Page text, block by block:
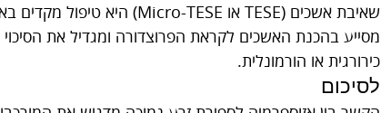
מסייע בהכנת האשכים לקראת הפרוצדורה ומגדיל את
כירורגית או הורמונלית.
לסיכום